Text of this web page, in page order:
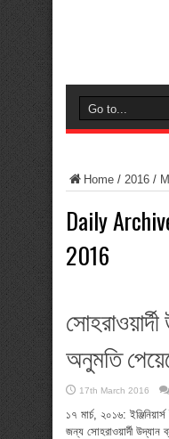
Home / 2016 /
Daily
2016
অনুমতি
17th March 2016
১৭ মার্চ, ২০১৬:
জন্য সোহরাওয়ার্দী উদ্যান